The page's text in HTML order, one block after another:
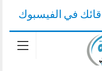
في الفيسبوك